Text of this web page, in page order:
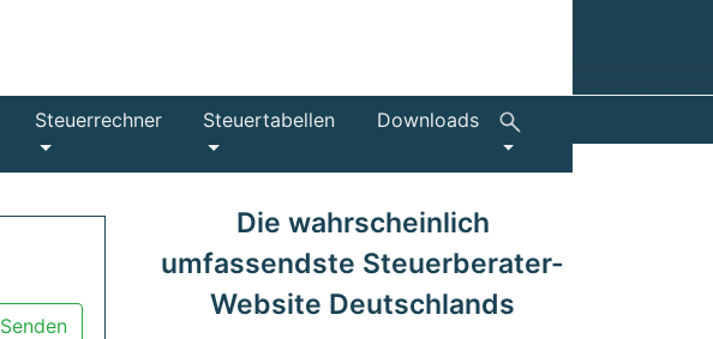
Steuerrechner Steuertabellen Downloads
Senden
Die wahrscheinlich
umfassendste Steuerberater-
Website Deutschlands